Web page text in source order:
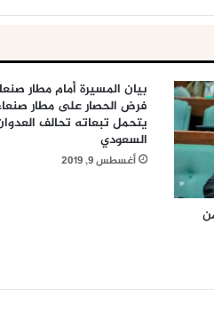
بيان المسيرة أمام مطار
فرض الحصار على مطار
يتحمل تبعاته تحالف
السعودي
أغسطس 9, 2019